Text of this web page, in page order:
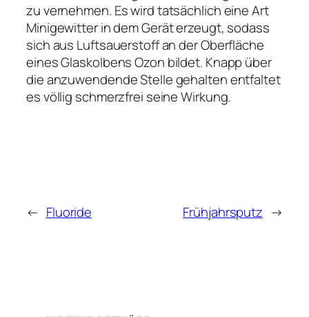
zu vernehmen. Es wird tatsächlich eine Art
Minigewitter in dem Gerät erzeugt, sodass
sich aus Luftsauerstoff an der Oberfläche
eines Glaskolbens Ozon bildet. Knapp über
die anzuwendende Stelle gehalten entfaltet
es völlig schmerzfrei seine Wirkung.
← Fluoride Frühjahrsputz →